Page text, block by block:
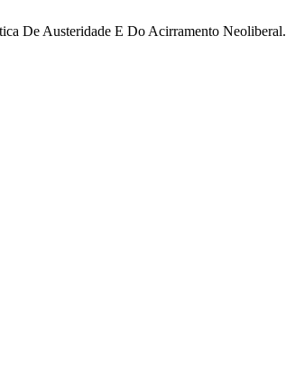
De Austeridade E Do Acirramento Neoliberal.